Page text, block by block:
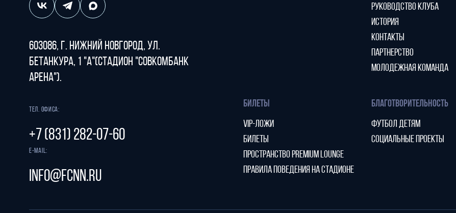
603086, г. Нижний Новгород, ул.
Бетанкура, 1 "А"(стадион "СОВКОМБАНК
АРЕНА").
Тел. офиса:
+7 (831) 282-07-60
E-mail:
info@fcnn.ru
РУКОВОДСТВО КЛУБА
ИСТОРИЯ
КОНТАКТЫ
ПАРТНЕРСТВО
МОЛОДЕЖНАЯ КОМАНДА
БИЛЕТЫ
VIP-ЛОЖИ
БИЛЕТЫ
ПРОСТРАНСТВО PREMIUM LOUNGE
ПРАВИЛА ПОВЕДЕНИЯ НА СТАДИОНЕ
БЛАГОТВОРИТЕЛЬНОСТЬ
ФУТБОЛ ДЕТЯМ
СОЦИАЛЬНЫЕ ПРОЕКТЫ